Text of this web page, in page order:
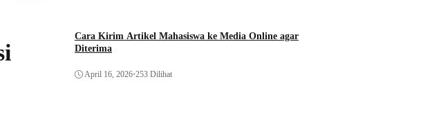
Cara Kirim Artikel Mahasiswa ke Media Online agar
Diterima
April 16, 2026•253 Dilihat